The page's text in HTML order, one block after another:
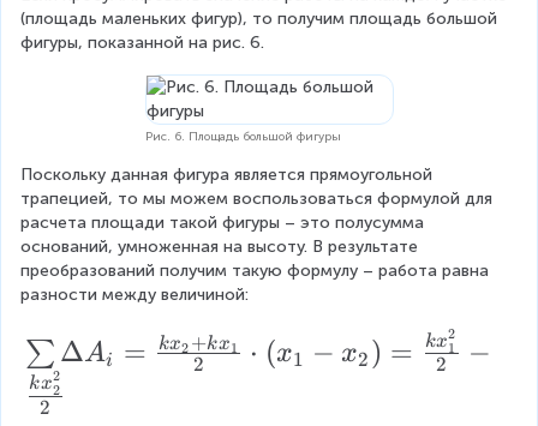
(площадь маленьких фигур), то получим площадь большой
фигуры, показанной на рис. 6.
Рис. 6. Площадь большой фигуры
Поскольку данная фигура является прямоугольной
трапецией, то мы можем воспользоваться формулой для
расчета площади такой фигуры – это полусумма
оснований, умноженная на высоту. В результате
преобразований получим такую формулу – работа равна
разности между величиной:
\
s
∑ ΔAi = 2
kx2 +kx1 ⋅ (x1 − x2 ) = 2
kx1
2
−
2
kx2
2